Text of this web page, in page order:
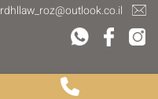
התמחויות המשרד
rdhllaw_roz@outlook.co.il